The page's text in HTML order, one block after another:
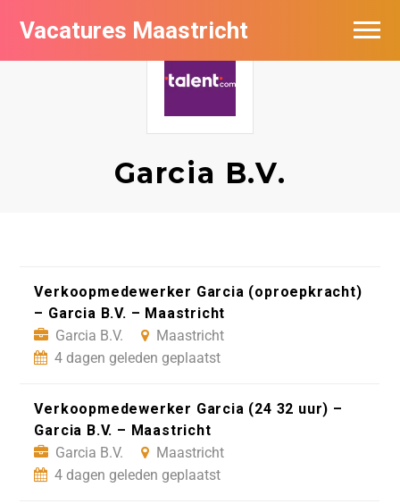
Vacatures Maastricht
Garcia B.V.
Verkoopmedewerker Garcia (oproepkracht)
– Garcia B.V. – Maastricht
Garcia B.V.
Maastricht
4 dagen geleden geplaatst
Verkoopmedewerker Garcia (24 32 uur) –
Garcia B.V. – Maastricht
Garcia B.V.
Maastricht
4 dagen geleden geplaatst
Vacatures per bedrijf in Maastricht
De populairste vacatures in Maastricht